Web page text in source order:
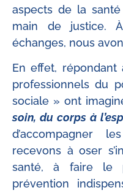
aspects de la
main de justice.
échanges, nous
En effet,
professionnels du
sociale » ont
soin, du corps à
d’accompagner
recevons à oser
santé, à faire le
prévention